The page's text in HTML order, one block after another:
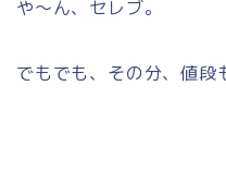
や～ん、セレブ。
でもでも、その分、値